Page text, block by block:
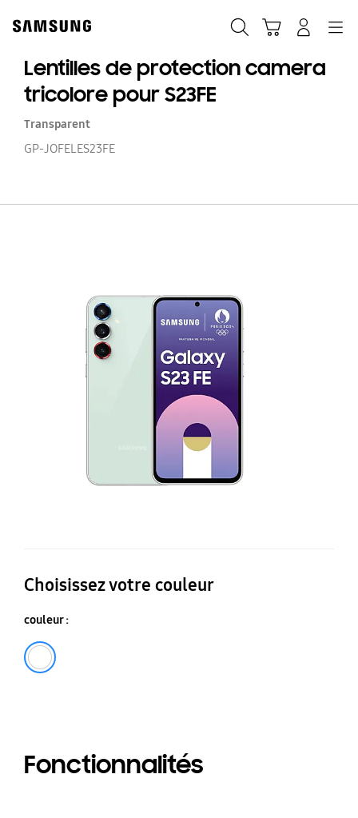
content
Lentilles de protection camera
tricolore pour S23FE
Transparent
GP-JOFELES23FE
Choisissez votre couleur
couleur :
Fonctionnalités